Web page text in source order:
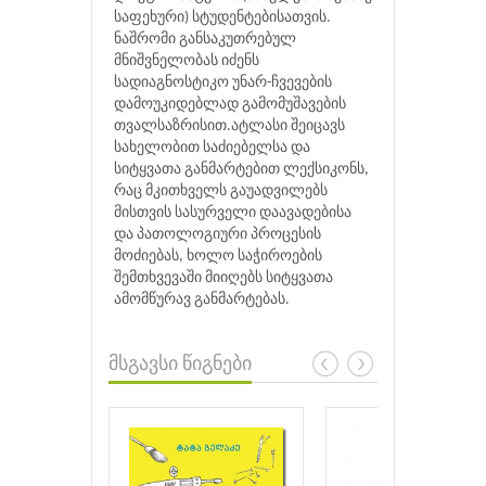
საფეხური) სტუდენტებისათვის.
ნაშრომი განსაკუთრებულ
მნიშვნელობას იძენს
სადიაგნოსტიკო უნარ-ჩვევების
დამოუკიდებლად გამომუშავების
თვალსაზრისით.ატლასი შეიცავს
სახელობით საძიებელსა და
სიტყვათა განმარტებით ლექსიკონს,
რაც მკითხველს გაუადვილებს
მისთვის სასურველი დაავადებისა
და პათოლოგიური პროცესის
მოძიებას, ხოლო საჭიროების
შემთხვევაში მიიღებს სიტყვათა
ამომწურავ განმარტებას.
მსგავსი წიგნები